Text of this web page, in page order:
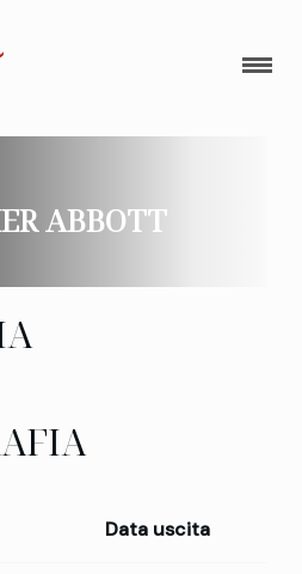
ABBOTT
Data uscita